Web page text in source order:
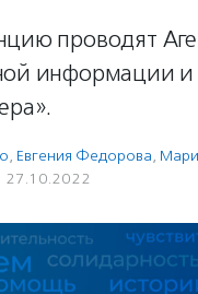
проводят
информации и
, Евгения Федорова,
27.10.2022